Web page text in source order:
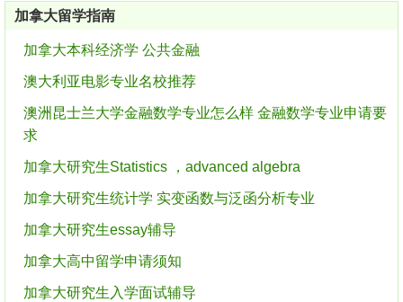
加拿大留学指南
加拿大本科经济学 公共金融
澳大利亚电影专业名校推荐
澳洲昆士兰大学金融数学专业怎么样 金融数学专业申请要
求
加拿大研究生Statistics ，advanced algebra
加拿大研究生统计学 实变函数与泛函分析专业
加拿大研究生essay辅导
加拿大高中留学申请须知
加拿大研究生入学面试辅导